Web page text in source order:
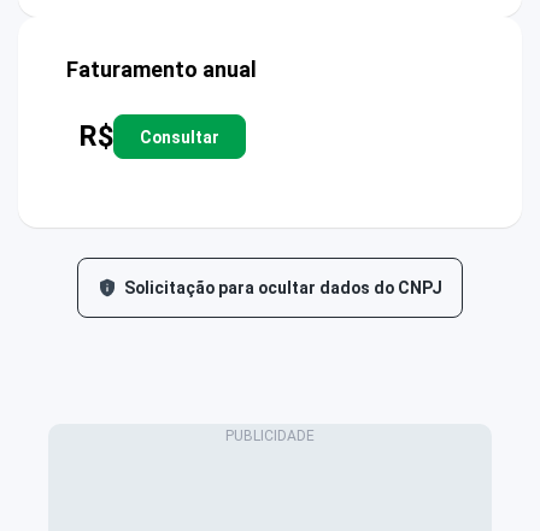
Faturamento anual
R$ Consultar
Solicitação para ocultar dados do CNPJ